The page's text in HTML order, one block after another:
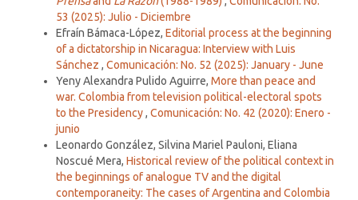
53 (2025): Julio - Diciembre
Efraín Bámaca-López, Editorial process at the beginning
of a dictatorship in Nicaragua: Interview with Luis
Sánchez , Comunicación: No. 52 (2025): January - June
Yeny Alexandra Pulido Aguirre, More than peace and
war. Colombia from television political-electoral spots
to the Presidency, Comunicación: No. 42 (2020): Enero -
junio
Leonardo González, Silvina Mariel Pauloni, Eliana
Noscué Mera, Historical review of the political context in
the beginnings of analogue TV and the digital
contemporaneity: The cases of Argentina and Colombia